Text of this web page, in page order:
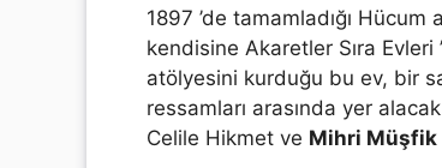
1897 ’de tamamladığı
kendisine Akaretler Sıra Evleri
atölyesini kurduğu bu ev, bir
ressamları arasında yer
Celile Hikmet ve Mihri Müşfik